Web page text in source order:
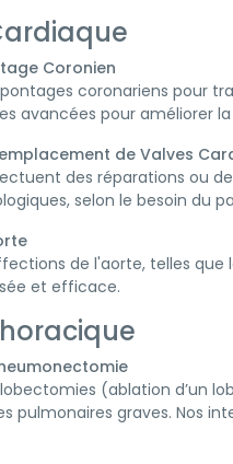
Coronien
pontages coronariens pour
avancées pour améliorer
de Valves
des réparations ou
selon le besoin du
de l'aorte, telles que
et efficace.
lobectomies (ablation d’un
pulmonaires graves. Nos